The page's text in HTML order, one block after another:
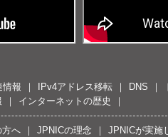
情報 IPv4アドレス移転 DNS
インターネットの歴史
方へ JPNICの理念 JPNICが実施